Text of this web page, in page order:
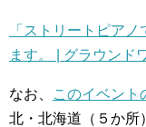
「ストリートピア
ます。 | グラウンド
なお、 このイベント
北・北海道（５か所